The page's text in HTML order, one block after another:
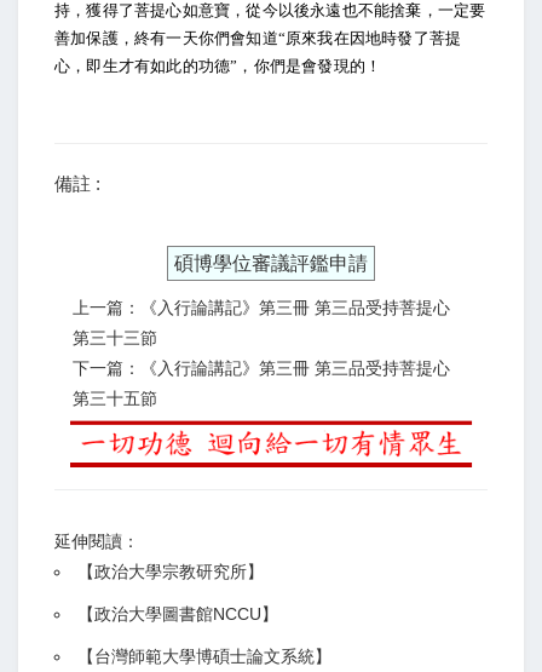
持，獲得了菩提心如意寶，從今以後永遠也不能捨棄，一定要
善加保護，終有一天你們會知道“原來我在因地時發了菩提
心，即生才有如此的功德”，你們是會發現的！
備註 :
碩博學位審議評鑑申請
上一篇：《入行論講記》第三冊 第三品受持菩提心
第三十三節
下一篇：《入行論講記》第三冊 第三品受持菩提心
第三十五節
延伸閱讀：
【政治大學宗教研究所】
【政治大學圖書館NCCU】
【台灣師範大學博碩士論文系統】